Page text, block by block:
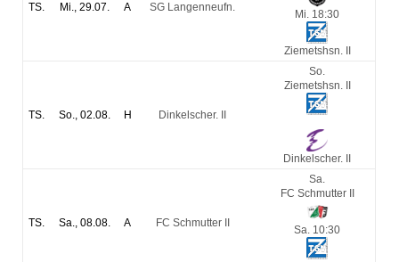
TS. Mi., 29.07. A SG Langenneufn.
Mi. 18:30
Ziemetshsn. II
TS. So., 02.08. H Dinkelscher. II
So.
Ziemetshsn. II
Dinkelscher. II
TS. Sa., 08.08. A FC Schmutter II
Sa.
FC Schmutter II
Sa. 10:30